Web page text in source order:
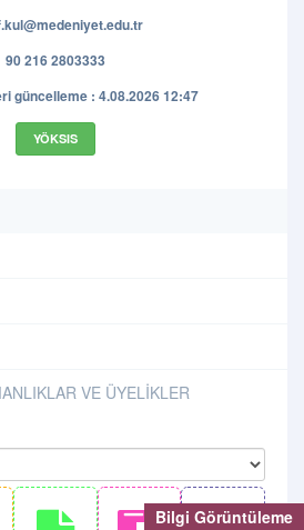
Bilgi Görüntüleme
90 216 2803333
güncelleme : 4.08.2026 12:47
YÖKSIS
VE ÜYELİKLER